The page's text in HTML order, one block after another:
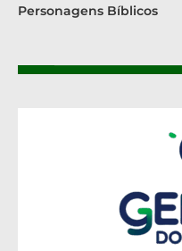
Personagens Bíblicos